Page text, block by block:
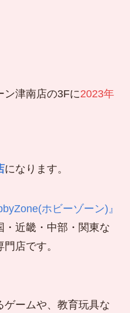
ン津南店の3Fに2023年
になります。
ホビーゾーン)』
・近畿・中部・関東な
店です。
ームや、教育玩具な